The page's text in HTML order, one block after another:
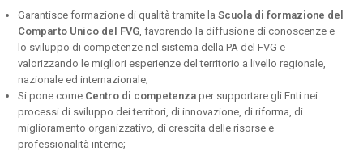
Garantisce formazione di qualità tramite laScuola di formazione del
Comparto Unico del FVG , favorendo la diffusione di conoscenze e
lo sviluppo di competenze nel sistema della PA del FVG e
valorizzando le migliori esperienze del territorio a livello regionale,
nazionale ed internazionale;
Si pone come Centro di competenza per supportare gli Enti nei
processi di sviluppo dei territori, di innovazione, di riforma, di
miglioramento organizzativo, di crescita delle risorse e
professionalità interne;